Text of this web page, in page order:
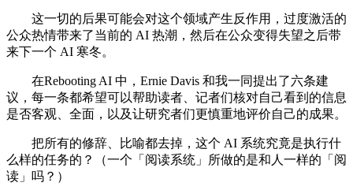
这一切的后果可能会对这个领域产生反作用，过度激活的
公众热情带来了当前的 AI 热潮，然后在公众变得失望之后带
来下一个 AI 寒冬。
在Rebooting AI 中，Ernie Davis 和我一同提出了六条建
议，每一条都希望可以帮助读者、记者们核对自己看到的信息
是否客观、全面，以及让研究者们更慎重地评价自己的成果。
把所有的修辞、比喻都去掉，这个 AI 系统究竟是执行什
么样的任务的？（一个「阅读系统」所做的是和人一样的「阅
读」吗？）